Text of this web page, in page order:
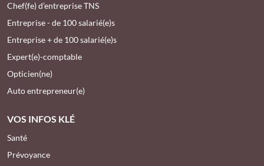
Chef(fe) d’entreprise TNS
Entreprise - de 100 salarié(e)s
Entreprise + de 100 salarié(e)s
Expert(e)-comptable
Opticien(ne)
Auto entrepreneur(e)
VOS INFOS KLÉ
Santé
Prévoyance